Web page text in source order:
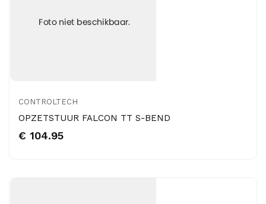
CONTROLTECH
OPZETSTUUR FALCON TT S-BEND
€ 104.95